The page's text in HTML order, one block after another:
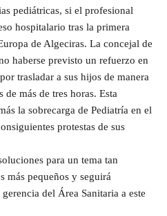
pediátricas, si el profesional
hospitalario tras la primera
de Algeciras. La concejal de
haberse previsto un refuerzo en
trasladar a sus hijos de manera
más de tres horas. Esta
la sobrecarga de Pediatría en el
protestas de sus
para un tema tan
más pequeños y seguirá
del Área Sanitaria a este